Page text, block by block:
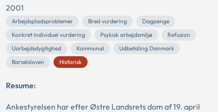
2001
Arbejdspladsproblemer Bred vurdering
Dagpenge
Konkret individuel vurdering
Psykisk arbejdsmiljø
Refusion
Uarbejdsdygtighed
Kommunal
Udbetaling Danmark
Barselsloven
Historisk
Resume:
Ankestyrelsen har efter Østre Landsrets dom af 19. april